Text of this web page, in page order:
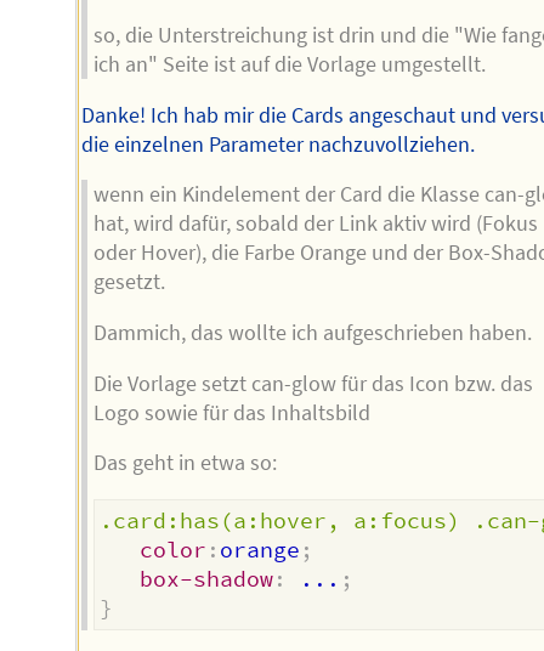
so, die Unterstreichung ist drin und die "Wie
ich an" Seite ist auf die Vorlage umgestellt.
Danke! Ich hab mir die Cards angeschaut und
die einzelnen Parameter nachzuvollziehen.
wenn ein Kindelement der Card die Klasse can-
hat, wird dafür, sobald der Link aktiv wird (Fokus
oder Hover), die Farbe Orange und der Box-
gesetzt.
Dammich, das wollte ich aufgeschrieben haben.
Die Vorlage setzt can-glow für das Icon bzw. das
Logo sowie für das Inhaltsbild
Das geht in etwa so:
.card:has(a:hover, a:focus) .can-
color : orange ;
box-shadow: ... ;
}